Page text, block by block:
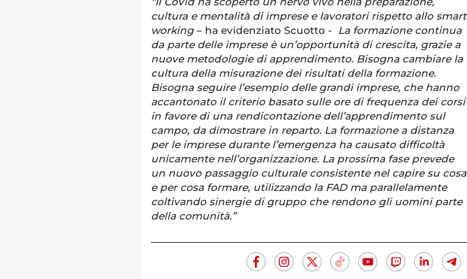
cultura e mentalità di imprese e lavoratori rispetto allo smart
working– ha evidenziato Scuotto -
La formazione continua
da parte delle imprese è un’opportunità di crescita, grazie a
nuove metodologie di apprendimento. Bisogna cambiare la
cultura della misurazione dei risultati della formazione.
Bisogna seguire l’esempio delle grandi imprese, che hanno
accantonato il criterio basato sulle ore di frequenza dei corsi
in favore di una rendicontazione dell’apprendimento sul
campo, da dimostrare in reparto. La formazione a distanza
per le imprese durante l’emergenza ha causato difficoltà
unicamente nell’organizzazione. La prossima fase prevede
un nuovo passaggio culturale consistente nel capire su cosa
e per cosa formare, utilizzando la FAD ma parallelamente
coltivando sinergie di gruppo che rendono gli uomini parte
della comunità.”